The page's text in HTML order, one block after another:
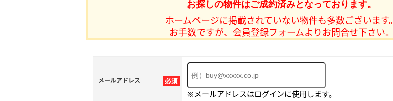
お探しの物件はご成約済みとなっております。
ホームページに掲載されていない物件も多数ございます。
お手数ですが、会員登録フォームよりお問合せ下さい。
必須
メールアドレス
※メールアドレスはログインに使用します。